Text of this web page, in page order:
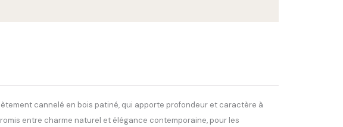
cannelé en bois patiné, qui apporte profondeur et caractère à
entre charme naturel et élégance contemporaine, pour les